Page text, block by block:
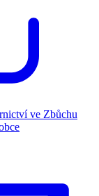
ve Zbůchu